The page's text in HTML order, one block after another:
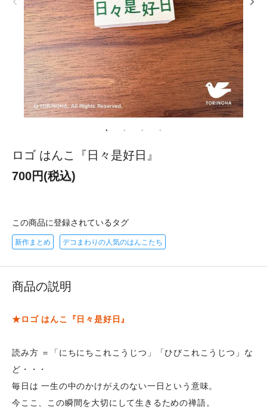
ロゴ はんこ『日々是好日』
700円(税込)
この商品に登録されているタグ
新作まとめ デコまわりの人気のはんこたち
商品の説明
★ロゴ はんこ『日々是好日』
読み方 ＝「にちにちこれこうじつ」「ひびこれこうじつ」な
ど・・・
毎日は 一生の中のかけがえのない一日という意味。
今ここ、この瞬間を大切にして生きるための禅語。